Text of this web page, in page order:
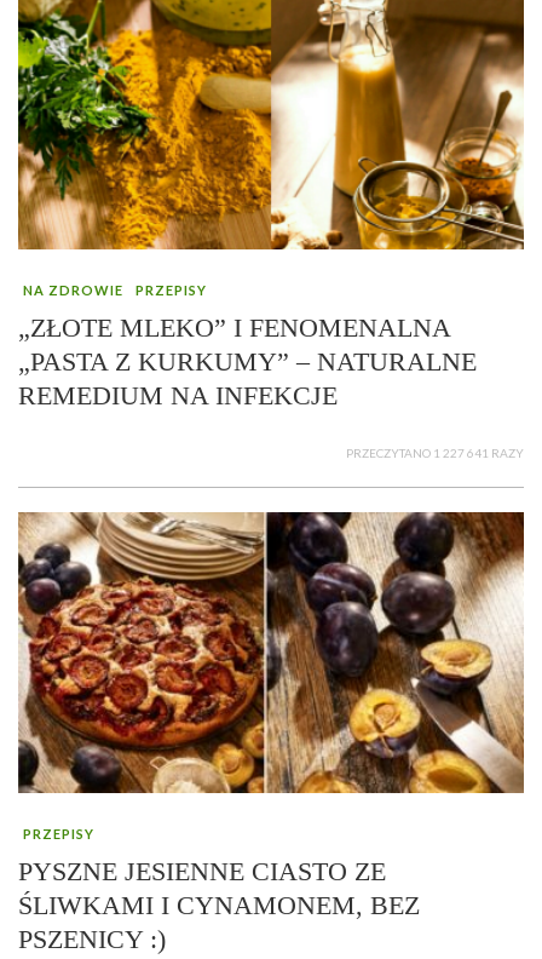
NA ZDROWIE PRZEPISY
„ZŁOTE MLEKO” I FENOMENALNA
„PASTA Z KURKUMY” – NATURALNE
REMEDIUM NA INFEKCJE
PRZECZYTANO 1 227 641 RAZY
PRZEPISY
PYSZNE JESIENNE CIASTO ZE
ŚLIWKAMI I CYNAMONEM, BEZ
PSZENICY :)